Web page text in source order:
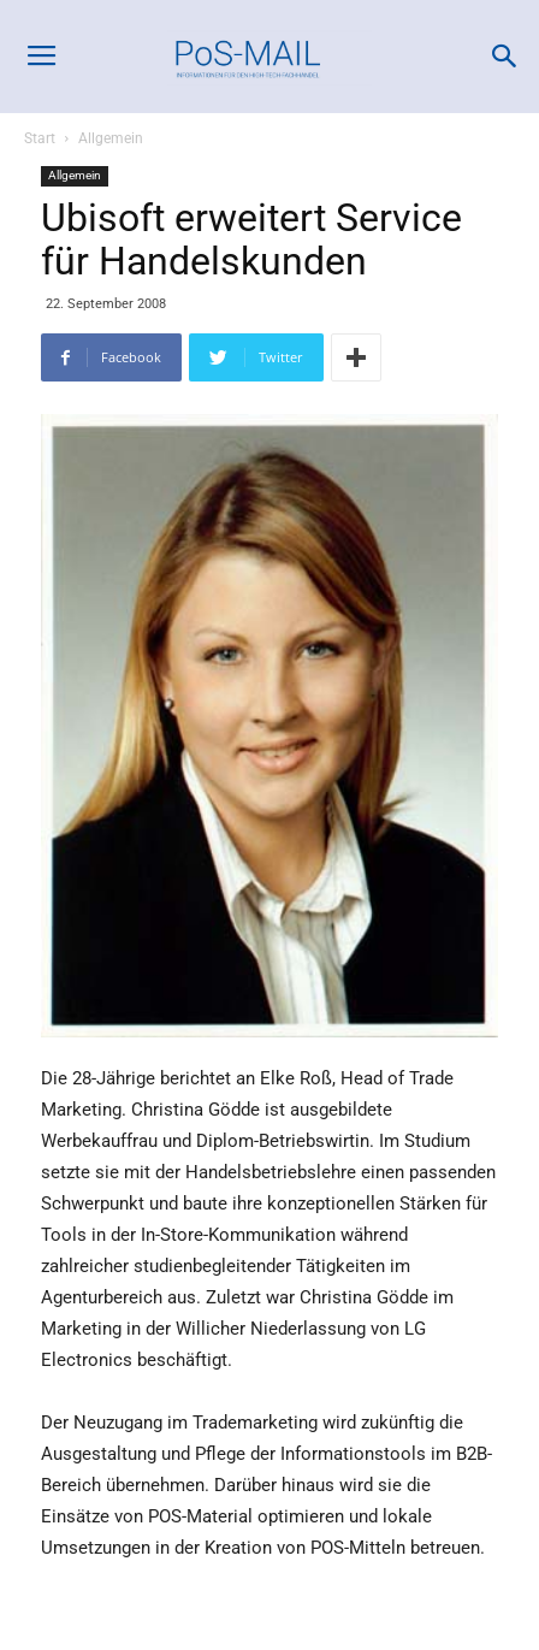
Start Allgemein
Allgemein
Ubisoft erweitert Service
für Handelskunden
22. September 2008
Facebook Twitter
Die 28-Jährige berichtet an Elke Roß, Head of Trade
Marketing. Christina Gödde ist ausgebildete
Werbekauffrau und Diplom-Betriebswirtin. Im Studium
setzte sie mit der Handelsbetriebslehre einen passenden
Schwerpunkt und baute ihre konzeptionellen Stärken für
Tools in der In-Store-Kommunikation während
zahlreicher studienbegleitender Tätigkeiten im
Agenturbereich aus. Zuletzt war Christina Gödde im
Marketing in der Willicher Niederlassung von LG
Electronics beschäftigt.
Der Neuzugang im Trademarketing wird zukünftig die
Ausgestaltung und Pflege der Informationstools im B2B-
Bereich übernehmen. Darüber hinaus wird sie die
Einsätze von POS-Material optimieren und lokale
Umsetzungen in der Kreation von POS-Mitteln betreuen.